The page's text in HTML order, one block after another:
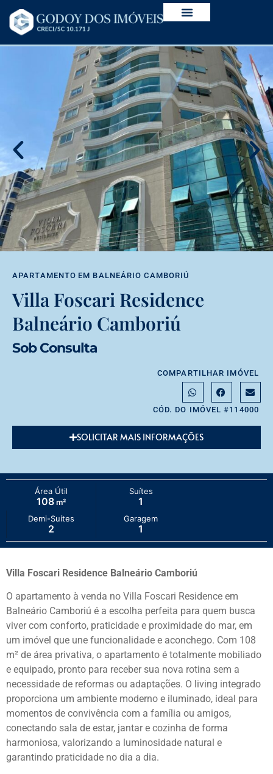
APARTAMENTO EM BALNEÁRIO CAMBORIÚ
Villa Foscari Residence
Balneário Camboriú
Sob Consulta
COMPARTILHAR IMÓVEL
CÓD. DO IMÓVEL #114000
SOLICITAR MAIS INFORMAÇÕES
Área Útil
108m²
Suítes
1
Demi-Suítes
2
Garagem
1
Villa Foscari Residence Balneário Camboriú
O apartamento à venda no Villa Foscari Residence em
Balneário Camboriú é a escolha perfeita para quem busca
viver com conforto, praticidade e proximidade do mar, em
um imóvel que une funcionalidade e aconchego. Com 108
m² de área privativa, o apartamento é totalmente mobiliado
e equipado, pronto para receber sua nova rotina sem a
necessidade de reformas ou adaptações. O living integrado
proporciona um ambiente moderno e iluminado, ideal para
momentos de convivência com a família ou amigos,
conectando sala de estar, jantar e cozinha de forma
harmoniosa, valorizando a luminosidade natural e
garantindo praticidade no dia a dia.